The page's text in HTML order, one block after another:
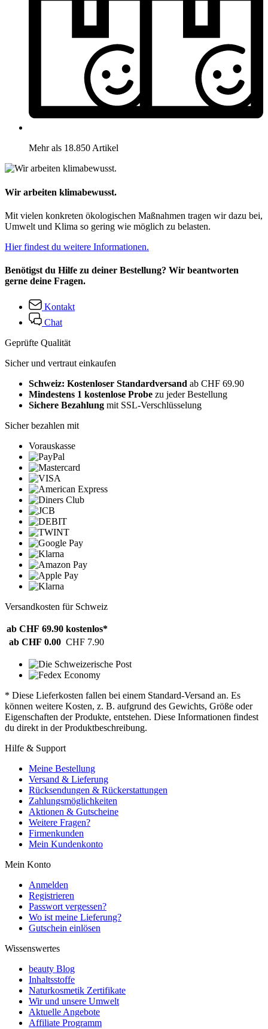
Mehr als 18.850 Artikel
Wir arbeiten klimabewusst.
Mit vielen konkreten ökologischen Maßnahmen tragen wir dazu bei,
Umwelt und Klima so gering wie möglich zu belasten.
Hier findest du weitere Informationen.
Benötigst du Hilfe zu deiner Bestellung? Wir beantworten
gerne deine Fragen.
Kontakt
Chat
Geprüfte Qualität
Sicher und vertraut einkaufen
Schweiz: Kostenloser Standardversand ab CHF 69.90
Mindestens 1 kostenlose Probe zu jeder Bestellung
Sichere Bezahlung mit SSL-Verschlüsselung
Sicher bezahlen mit
Vorauskasse
Versandkosten für Schweiz
ab CHF 69.90 kostenlos*
ab CHF 0.00 CHF 7.90
* Diese Lieferkosten fallen bei einem Standard-Versand an. Es
können weitere Kosten, z. B. aufgrund des Gewichts, Größe oder
Eigenschaften der Produkte, entstehen. Diese Informationen findest
du direkt in der Produktbeschreibung.
Hilfe & Support
Meine Bestellung
Versand & Lieferung
Rücksendungen & Rückerstattungen
Zahlungsmöglichkeiten
Aktionen & Gutscheine
Weitere Fragen?
Firmenkunden
Mein Kundenkonto
Mein Konto
Anmelden
Registrieren
Passwort vergessen?
Wo ist meine Lieferung?
Gutschein einlösen
Wissenswertes
beauty Blog
Inhaltsstoffe
Naturkosmetik Zertifikate
Wir und unsere Umwelt
Aktuelle Angebote
Affiliate Programm